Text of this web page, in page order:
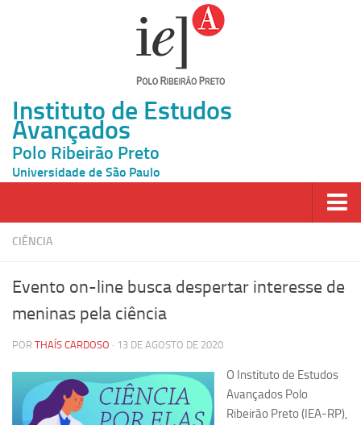
Instituto de Estudos
Avançados
Polo Ribeirão Preto
Universidade de São Paulo
Página Inicial
Inscrição
Pesquisa
Grupos de Estudo
CIÊNCIA
Evento on-line busca despertar interesse de
meninas pela ciência
POR THAÍS CARDOSO · 13 DE AGOSTO DE 2020
O Instituto de Estudos
Avançados Polo
Ribeirão Preto (IEA-RP),